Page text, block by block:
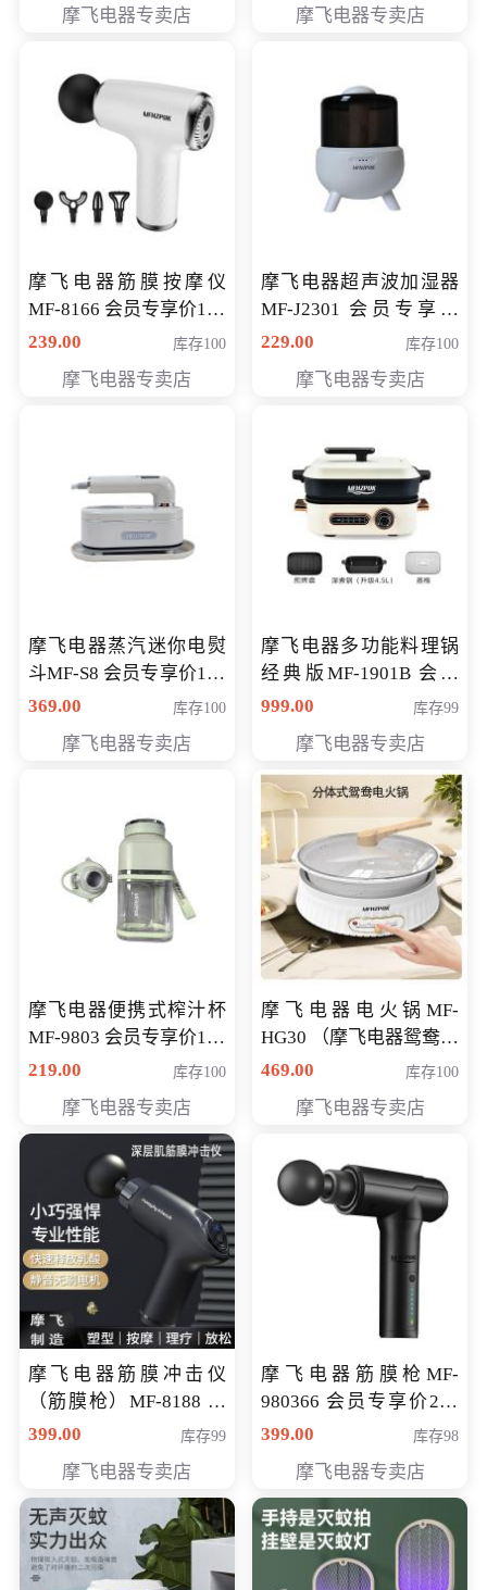
摩飞电器专卖店 摩飞电器专卖店
摩飞电器筋膜按摩仪
MF-8166 会员专享价168
元
239.00 库存100
摩飞电器专卖店
摩飞电器超声波加湿器
MF-J2301 会员专享价
168元
229.00 库存100
摩飞电器专卖店
摩飞电器蒸汽迷你电熨
斗MF-S8 会员专享价168
元
369.00 库存100
摩飞电器专卖店
摩飞电器多功能料理锅
经典版MF-1901B 会员
专享价399元
999.00 库存99
摩飞电器专卖店
摩飞电器便携式榨汁杯
MF-9803 会员专享价138
元
219.00 库存100
摩飞电器专卖店
摩飞电器电火锅MF-
HG30 （摩飞电器鸳鸯锅
MF-HG30 ） 会员专享价
469.00 库存100
摩飞电器专卖店
摩飞电器筋膜冲击仪
（筋膜枪）MF-8188 会
员专享价268元
399.00 库存99
摩飞电器专卖店
摩飞电器筋膜枪MF-
980366 会员专享价299
元
399.00 库存98
摩飞电器专卖店